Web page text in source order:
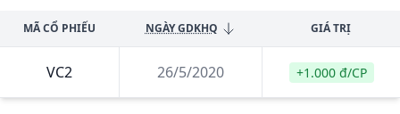
MÃ CỔ PHIẾU NGÀY GDKHQ GIÁ TRỊ
VC2 26/5/2020 +1.000 đ/CP